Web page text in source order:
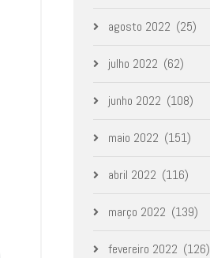
agosto 2022 (25)
julho 2022 (62)
junho 2022 (108)
maio 2022 (151)
abril 2022 (116)
março 2022 (139)
fevereiro 2022 (126)